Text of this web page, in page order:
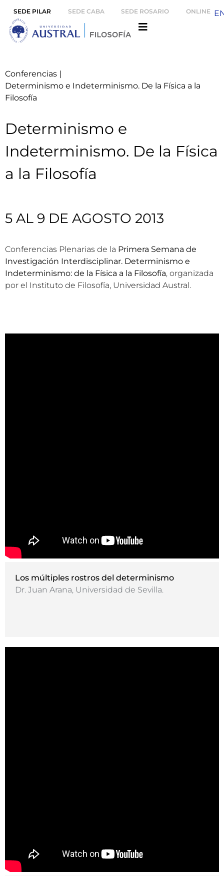
SEDE PILAR SEDE CABA SEDE ROSARIO ONLINE
Conferencias |
Determinismo e Indeterminismo. De la Física a la
Filosofía
Determinismo e
Indeterminismo. De la Física
a la Filosofía
5 AL 9 DE AGOSTO 2013
Conferencias Plenarias de la Primera Semana de
Investigación Interdisciplinar. Determinismo e
Indeterminismo: de la Física a la Filosofía, organizada
por el Instituto de Filosofía, Universidad Austral.
Los múltiples rostros del determinismo
Dr. Juan Arana, Universidad de Sevilla.